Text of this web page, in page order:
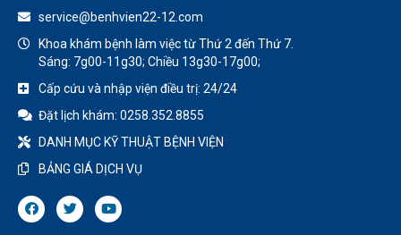
service@benhvien22-12.com
Khoa khám bệnh làm việc từ Thứ 2 đến Thứ 7.
Sáng: 7g00-11g30; Chiều 13g30-17g00;
Cấp cứu và nhập viện điều trị: 24/24
Đặt lịch khám: 0258.352.8855
DANH MỤC KỸ THUẬT BỆNH VIỆN
BẢNG GIÁ DỊCH VỤ